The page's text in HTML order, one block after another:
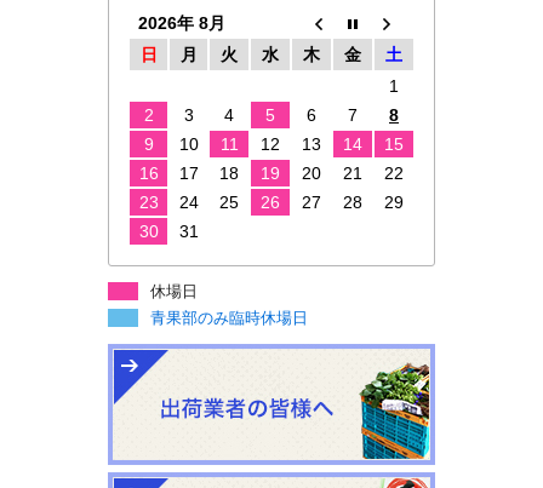
2026年 8月
日
月 火 水 木 金
土
1
2
3 4 5 6 7
8
9
10 11 12 13 14
15
16
17 18 19 20 21
22
23
24 25 26 27 28
29
30
31
休場日
青果部のみ臨時休場日